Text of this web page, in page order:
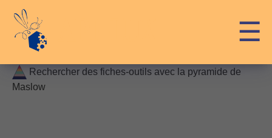
content
☰
Rechercher des fiches-outils avec la pyramide de
Maslow